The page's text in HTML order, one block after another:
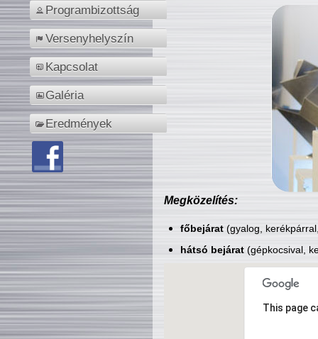
Programbizottság
Versenyhelyszín
Kapcsolat
Galéria
Eredmények
Megközelítés:
főbejárat(gyalog,
hátsó bejárat(gépkocsival,
This page